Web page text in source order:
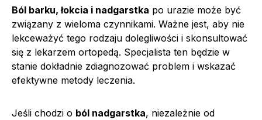
Ból barku, łokcia i nadgarstka po urazie może być
związany z wieloma czynnikami. Ważne jest, aby nie
lekceważyć tego rodzaju dolegliwości i skonsultować
się z lekarzem ortopedą. Specjalista ten będzie w
stanie dokładnie zdiagnozować problem i wskazać
efektywne metody leczenia.
Jeśli chodzi o ból nadgarstka, niezależnie od